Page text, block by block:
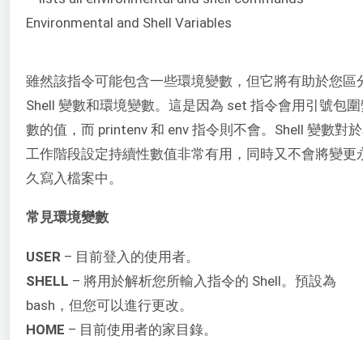
雖然該指令可能包含一些環境變數，但它將有助於您區
Shell 變數和環境變數。這是因為 set 指令會用引號包
數的值，而 printenv 和 env 指令則不會。Shell 變數對
工作階段設定持續性數值非常有用，同時又不會將變更
久寫入檔案中。
常見環境變數
USER – 目前登入的使用者。
SHELL – 將用於解析您所輸入指令的 Shell。預設為
bash，但您可以進行更改。
HOME – 目前使用者的家目錄。